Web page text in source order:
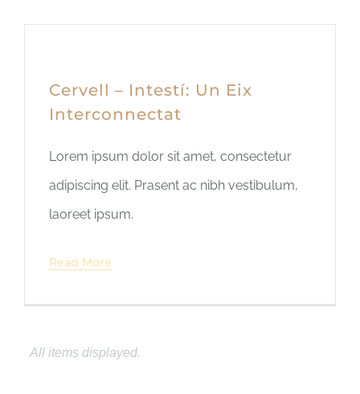
Cervell – Intestí: Un Eix
Interconnectat
Lorem ipsum dolor sit amet, consectetur
adipiscing elit. Prasent ac nibh vestibulum,
laoreet ipsum.
Read More